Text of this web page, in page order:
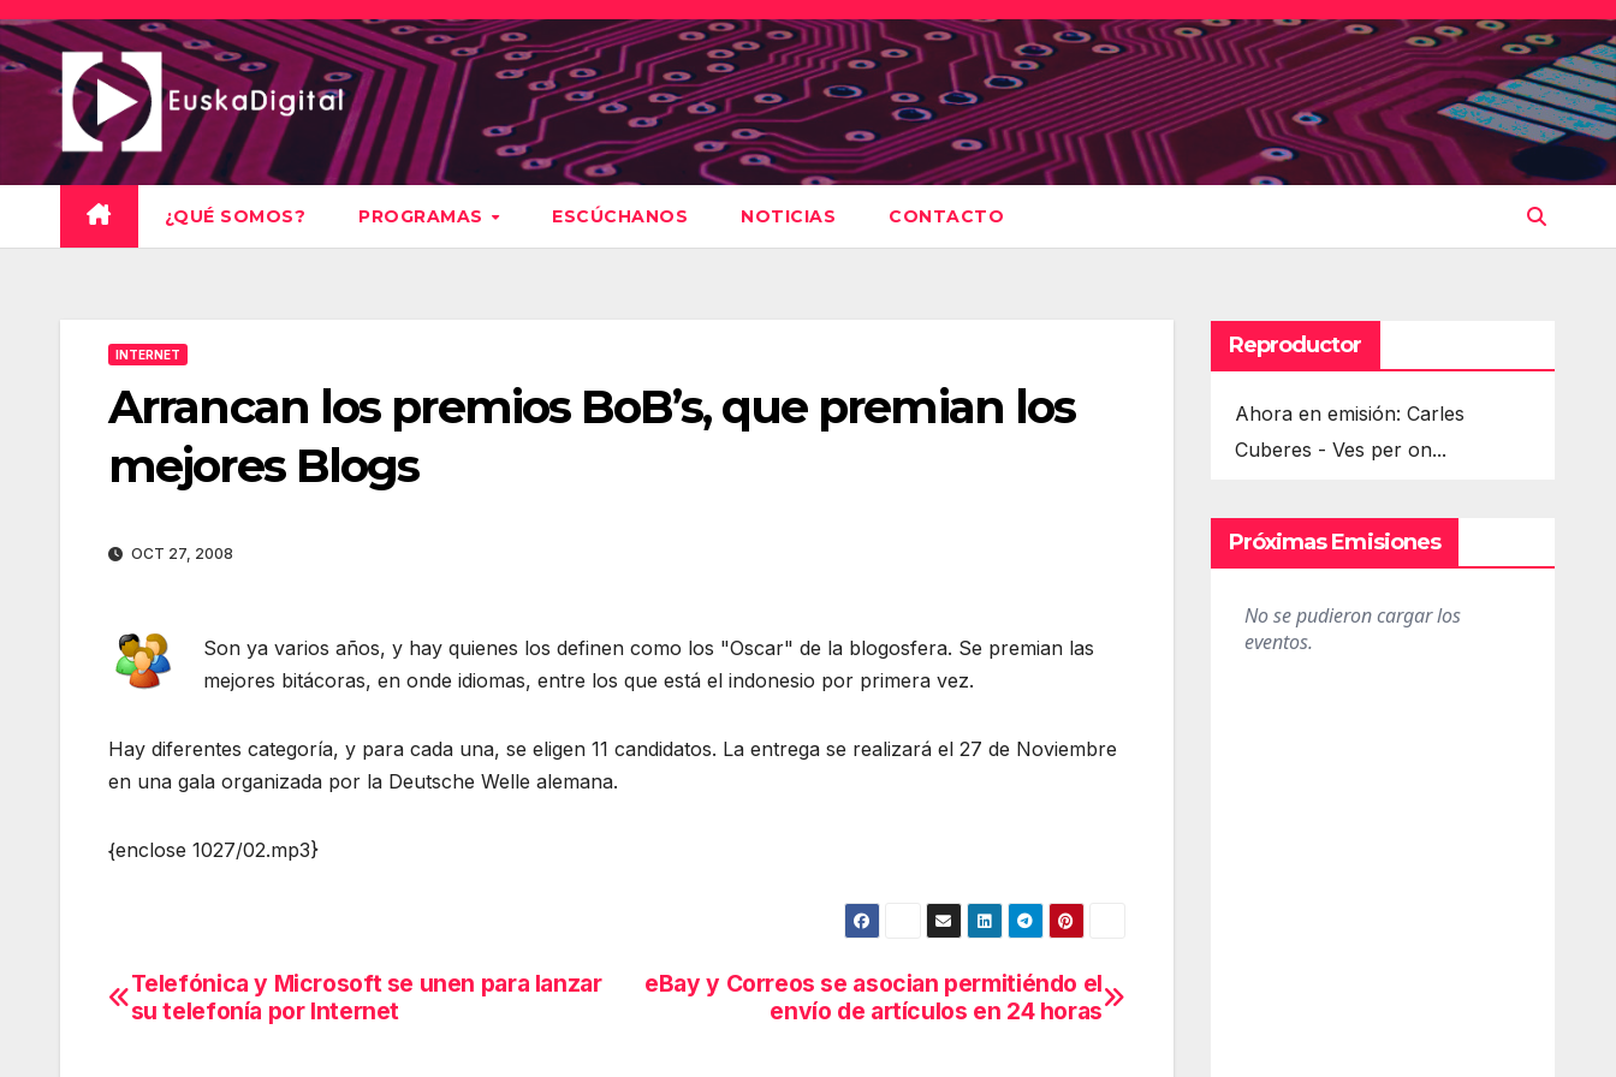
Saltar
al
contenido
¿QUÉ SOMOS? PROGRAMAS ESCÚCHANOS NOTICIAS CONTACTO
INTERNET
Arrancan los premios BoB’s, que premian los
mejores Blogs
OCT 27, 2008
Son ya varios años, y hay quienes los definen como los "Oscar" de la blogosfera. Se premian las
mejores bitácoras, en onde idiomas, entre los que está el indonesio por primera vez.
Hay diferentes categoría, y para cada una, se eligen 11 candidatos. La entrega se realizará el 27 de Noviembre
en una gala organizada por la Deutsche Welle alemana.
{enclose 1027/02.mp3}
Navegación
eBay y Correos se asocian permitiéndo el
envío de artículos en 24 horas
Telefónica y Microsoft se unen para lanzar
su telefonía por Internet
Reproductor
Ahora en emisión: Carles
Cuberes - Ves per on...
Próximas Emisiones